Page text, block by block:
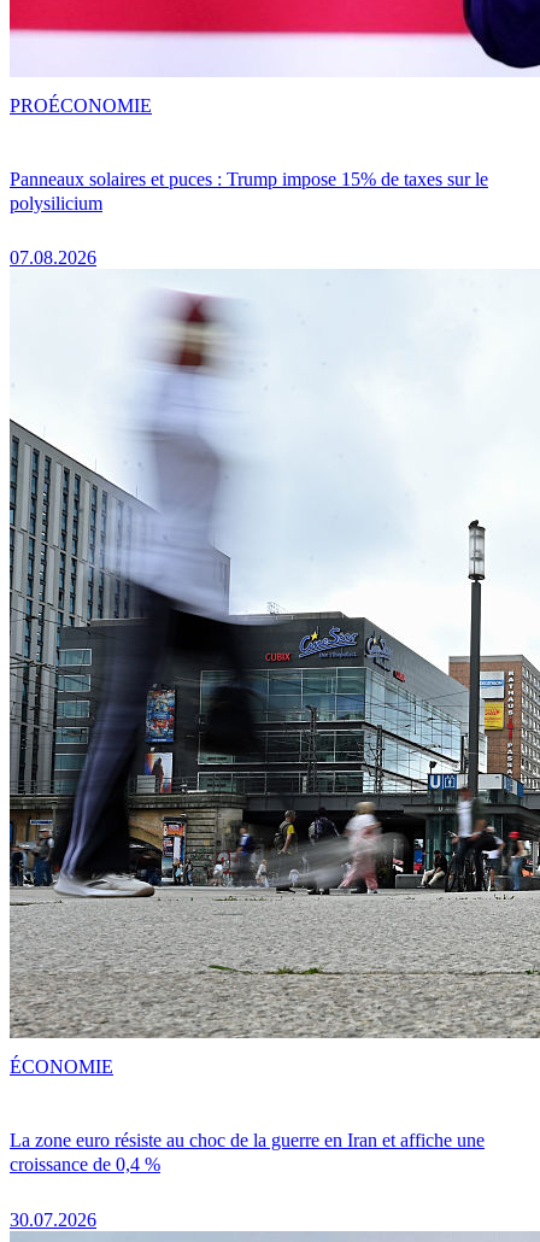
Panneaux solaires et puces : Trump impose 15% de taxes sur le
polysilicium
07.08.2026
PROÉCONOMIE
La zone euro résiste au choc de la guerre en Iran et affiche une
croissance de 0,4 %
30.07.2026
ÉCONOMIE